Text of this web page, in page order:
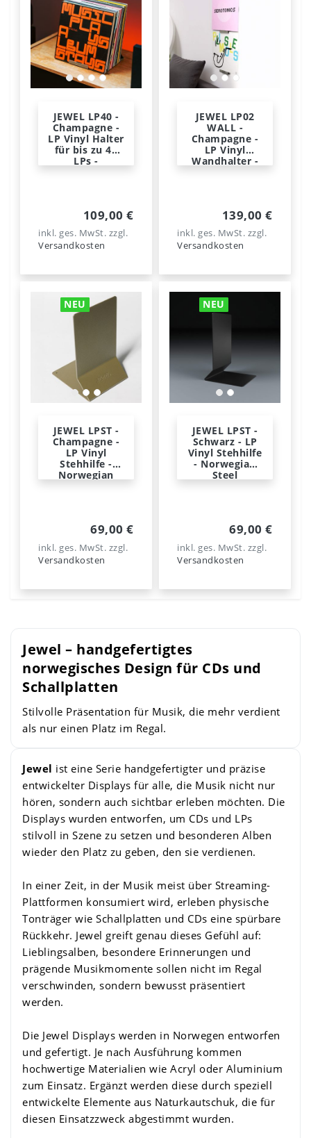
JEWEL LP40 -
Champagne -
LP Vinyl Halter
für bis zu 40
LPs -
109,00 €
inkl. ges. MwSt. zzgl.
Versandkosten
JEWEL LP02
WALL -
Champagne -
LP Vinyl
Wandhalter -
139,00 €
inkl. ges. MwSt. zzgl.
Versandkosten
NEU
JEWEL LPST -
Champagne -
LP Vinyl
Stehhilfe -
Norwegian
69,00 €
inkl. ges. MwSt. zzgl.
Versandkosten
NEU
JEWEL LPST -
Schwarz - LP
Vinyl Stehhilfe
- Norwegian
Steel
69,00 €
inkl. ges. MwSt. zzgl.
Versandkosten
Jewel – handgefertigtes
norwegisches Design für CDs und
Schallplatten
Stilvolle Präsentation für Musik, die mehr verdient
als nur einen Platz im Regal.
Jewel ist eine Serie handgefertigter und präzise
entwickelter Displays für alle, die Musik nicht nur
hören, sondern auch sichtbar erleben möchten. Die
Displays wurden entworfen, um CDs und LPs
stilvoll in Szene zu setzen und besonderen Alben
wieder den Platz zu geben, den sie verdienen.
In einer Zeit, in der Musik meist über Streaming-
Plattformen konsumiert wird, erleben physische
Tonträger wie Schallplatten und CDs eine spürbare
Rückkehr. Jewel greift genau dieses Gefühl auf:
Lieblingsalben, besondere Erinnerungen und
prägende Musikmomente sollen nicht im Regal
verschwinden, sondern bewusst präsentiert
werden.
Die Jewel Displays werden in Norwegen entworfen
und gefertigt. Je nach Ausführung kommen
hochwertige Materialien wie Acryl oder Aluminium
zum Einsatz. Ergänzt werden diese durch speziell
entwickelte Elemente aus Naturkautschuk, die für
diesen Einsatzzweck abgestimmt wurden.